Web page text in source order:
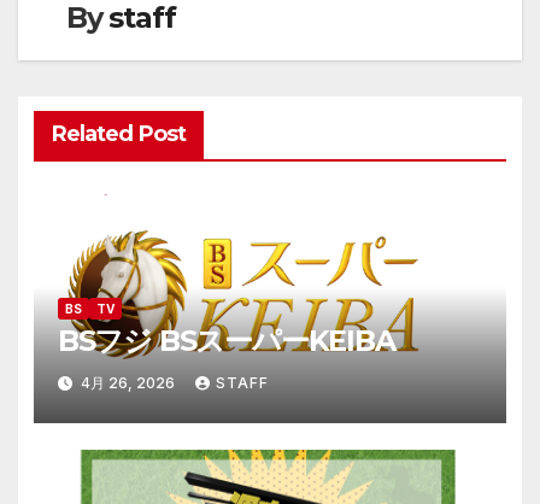
ゲ
ー
シ
ン
Bystaff
Related Post
BS TV
BSフジ BSスーパーKEIBA
4月 26, 2026 STAFF